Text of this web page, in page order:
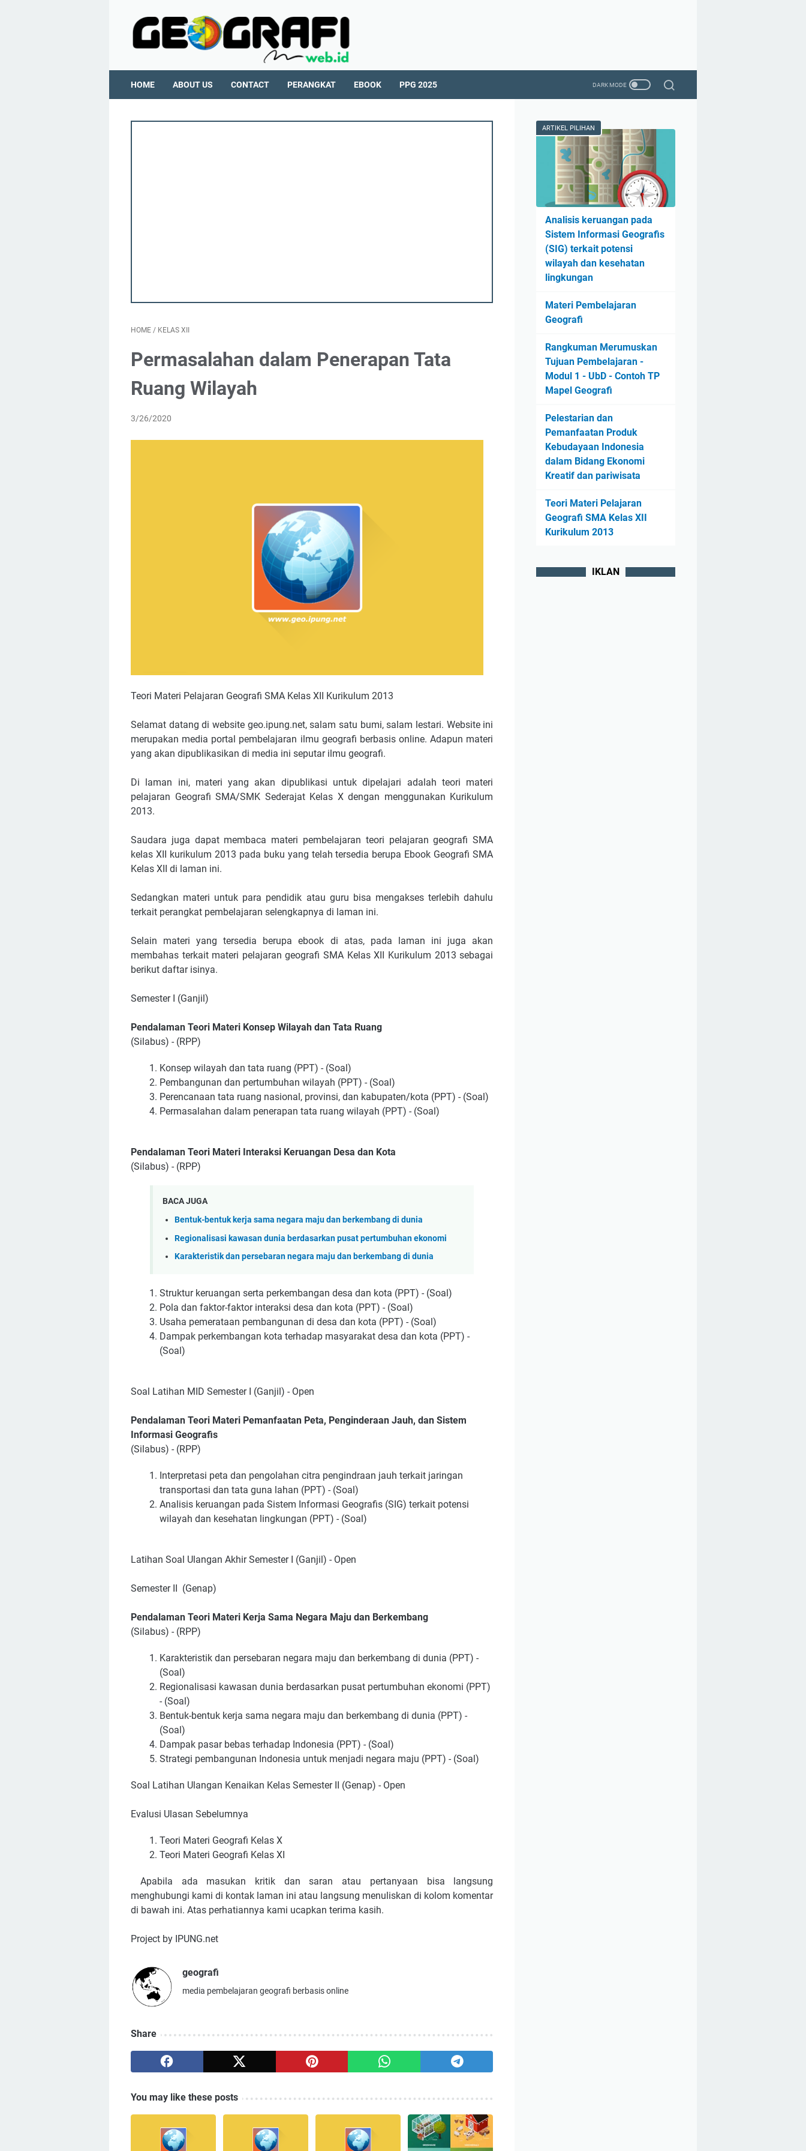
HOME ABOUT US CONTACT PERANGKAT EBOOK PPG 2025
HOME / KELAS XII
Permasalahan dalam Penerapan Tata
Ruang Wilayah
3/26/2020
Teori Materi Pelajaran Geografi SMA Kelas XII Kurikulum 2013
Selamat datang di website geo.ipung.net, salam satu bumi, salam lestari. Website ini
merupakan media portal pembelajaran ilmu geografi berbasis online. Adapun materi
yang akan dipublikasikan di media ini seputar ilmu geografi.
Di laman ini, materi yang akan dipublikasi untuk dipelajari adalah teori materi
pelajaran Geografi SMA/SMK Sederajat Kelas X dengan menggunakan Kurikulum
2013.
Saudara juga dapat membaca materi pembelajaran teori pelajaran geografi SMA
kelas XII kurikulum 2013 pada buku yang telah tersedia berupa Ebook Geografi SMA
Kelas XII di laman ini.
Sedangkan materi untuk para pendidik atau guru bisa mengakses terlebih dahulu
terkait perangkat pembelajaran selengkapnya di laman ini.
Selain materi yang tersedia berupa ebook di atas, pada laman ini juga akan
membahas terkait materi pelajaran geografi SMA Kelas XII Kurikulum 2013 sebagai
berikut daftar isinya.
Semester I (Ganjil)
Pendalaman Teori Materi Konsep Wilayah dan Tata Ruang
(Silabus) - (RPP)
Konsep wilayah dan tata ruang (PPT) - (Soal)
Pembangunan dan pertumbuhan wilayah (PPT) - (Soal)
Perencanaan tata ruang nasional, provinsi, dan kabupaten/kota (PPT) - (Soal)
Permasalahan dalam penerapan tata ruang wilayah (PPT) - (Soal)
Pendalaman Teori Materi Interaksi Keruangan Desa dan Kota
(Silabus) - (RPP)
BACA JUGA
Bentuk-bentuk kerja sama negara maju dan berkembang di dunia
Regionalisasi kawasan dunia berdasarkan pusat pertumbuhan ekonomi
Karakteristik dan persebaran negara maju dan berkembang di dunia
Struktur keruangan serta perkembangan desa dan kota (PPT) - (Soal)
Pola dan faktor-faktor interaksi desa dan kota (PPT) - (Soal)
Usaha pemerataan pembangunan di desa dan kota (PPT) - (Soal)
Dampak perkembangan kota terhadap masyarakat desa dan kota (PPT) -
(Soal)
Soal Latihan MID Semester I (Ganjil) - Open
Pendalaman Teori Materi Pemanfaatan Peta, Penginderaan Jauh, dan Sistem
Informasi Geografis
(Silabus) - (RPP)
Interpretasi peta dan pengolahan citra pengindraan jauh terkait jaringan
transportasi dan tata guna lahan (PPT) - (Soal)
Analisis keruangan pada Sistem Informasi Geografis (SIG) terkait potensi
wilayah dan kesehatan lingkungan (PPT) - (Soal)
Latihan Soal Ulangan Akhir Semester I (Ganjil) - Open
Semester II (Genap)
Pendalaman Teori Materi Kerja Sama Negara Maju dan Berkembang
(Silabus) - (RPP)
Karakteristik dan persebaran negara maju dan berkembang di dunia (PPT) -
(Soal)
Regionalisasi kawasan dunia berdasarkan pusat pertumbuhan ekonomi (PPT)
- (Soal)
Bentuk-bentuk kerja sama negara maju dan berkembang di dunia (PPT) -
(Soal)
Dampak pasar bebas terhadap Indonesia (PPT) - (Soal)
Strategi pembangunan Indonesia untuk menjadi negara maju (PPT) - (Soal)
Soal Latihan Ulangan Kenaikan Kelas Semester II (Genap) - Open
Evalusi Ulasan Sebelumnya
Teori Materi Geografi Kelas X
Teori Materi Geografi Kelas XI
Apabila ada masukan kritik dan saran atau pertanyaan bisa langsung
menghubungi kami di kontak laman ini atau langsung menuliskan di kolom komentar
di bawah ini. Atas perhatiannya kami ucapkan terima kasih.
Project by IPUNG.net
geografi
media pembelajaran geografi berbasis online
Share
You may like these posts
ARTIKEL PILIHAN
Analisis keruangan pada
Sistem Informasi Geografis
(SIG) terkait potensi
wilayah dan kesehatan
lingkungan
Materi Pembelajaran
Geografi
Rangkuman Merumuskan
Tujuan Pembelajaran -
Modul 1 - UbD - Contoh TP
Mapel Geografi
Pelestarian dan
Pemanfaatan Produk
Kebudayaan Indonesia
dalam Bidang Ekonomi
Kreatif dan pariwisata
Teori Materi Pelajaran
Geografi SMA Kelas XII
Kurikulum 2013
IKLAN